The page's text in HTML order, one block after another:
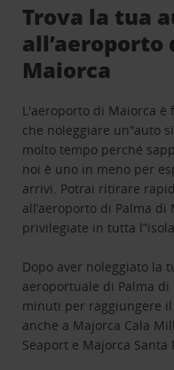
Trova la tua
all’aeroporto
Maiorca
L'aeroporto di Maiorca è
che noleggiare un’'auto
molto tempo perché
noi è uno in meno per
arrivi. Potrai ritirare
all’aeroporto di Palma
privilegiate in tutta l’'isola.
Dopo aver noleggiato la
aeroportuale di Palma
minuti per raggiungere
anche a Majorca Cala
Seaport e Majorca Santa